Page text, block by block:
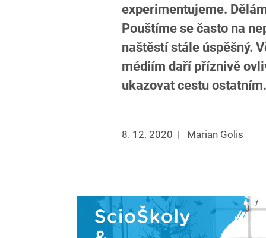
experimentujeme.
Pouštíme se často na
naštěstí stále úspěšný.
médiím daří příznivě
ukazovat cestu ostatním.
8. 12. 2020 | Marian Golis